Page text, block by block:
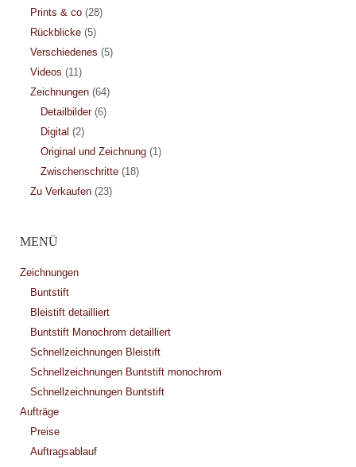
Prints & co(28)
Rückblicke(5)
Verschiedenes (5)
Videos (11)
Zeichnungen(64)
Detailbilder(6)
Digital (2)
Original und Zeichnung(1)
Zwischenschritte(18)
Zu Verkaufen(23)
MENÜ
Zeichnungen
Buntstift
Bleistift detailliert
Buntstift Monochrom detailliert
Schnellzeichnungen Bleistift
Schnellzeichnungen Buntstift monochrom
Schnellzeichnungen Buntstift
Aufträge
Preise
Auftragsablauf